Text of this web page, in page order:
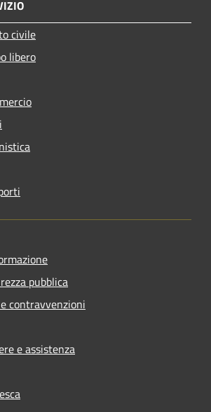
civile
libero
pubblica
contravvenzioni
e assistenza